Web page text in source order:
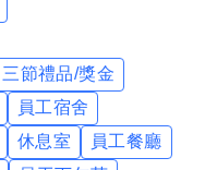
三節禮品/獎金
員工宿舍
休息室
員工餐廳